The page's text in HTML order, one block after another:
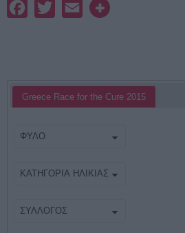
FacebookTwitterEmail
Greece Race for the Cure 2015